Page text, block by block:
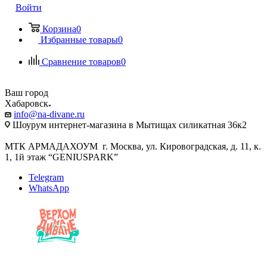
Войти
Корзина0
Избранные товары0
Сравнение товаров0
Ваш город
Хабаровск
info@na-divane.ru
Шоурум интернет-магазина в Мытищах силикатная 36к2
МТК АРМАДАХОУМ г. Москва, ул. Кировоградская, д. 11, к.
1, 1й этаж “GENIUSPARK”
Telegram
WhatsApp